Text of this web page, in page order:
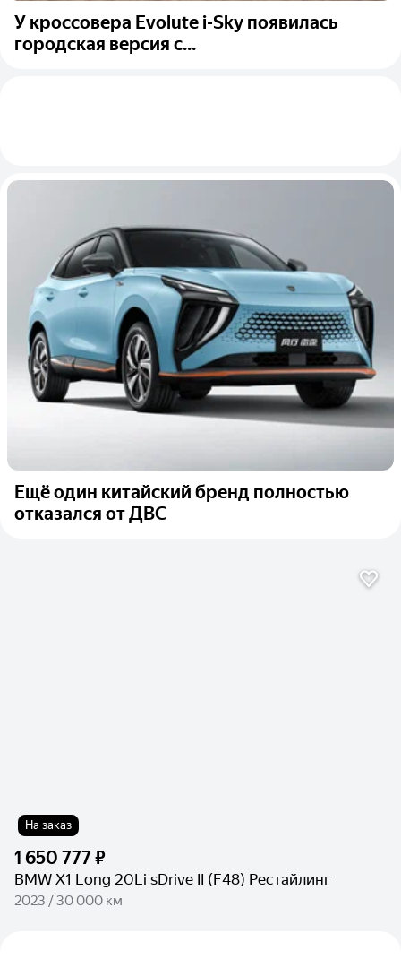
У кроссовера Evolute i-Sky появилась
городская версия с...
Ещё один китайский бренд полностью
отказался от ДВС
На заказ
1 650 777 ₽
BMW X1 Long 20Li sDrive II (F48) Рестайлинг
2023 / 30 000 км